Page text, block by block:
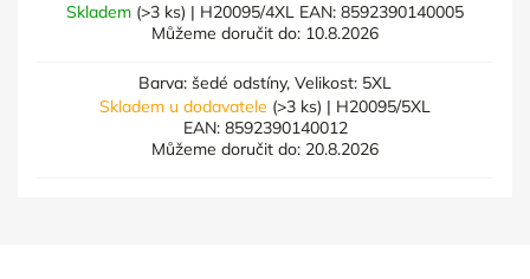
Skladem (>3 ks) | H20095/4XL EAN: 8592390140005
Můžeme doručit do: 10.8.2026
Barva: šedé odstíny, Velikost: 5XL
Skladem u dodavatele (>3 ks) | H20095/5XL
EAN: 8592390140012
Můžeme doručit do: 20.8.2026